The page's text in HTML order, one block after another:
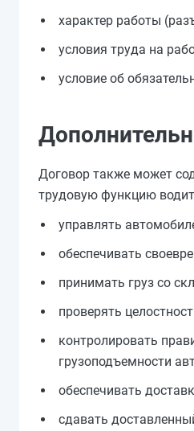
характер работы
условия труда на
условие об
Договор также может
трудовую функцию
управлять
обеспечивать
принимать груз со
проверять
контролировать
грузоподъемности
обеспечивать
сдавать